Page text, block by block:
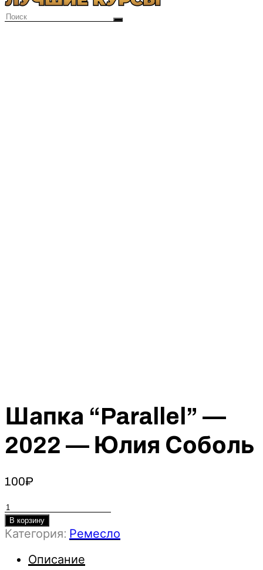
Шапка “Parallel” —
2022 — Юлия Соболь
100₽
Количество
товара
Шапка
В корзину
Категория: Ремесло
Описание